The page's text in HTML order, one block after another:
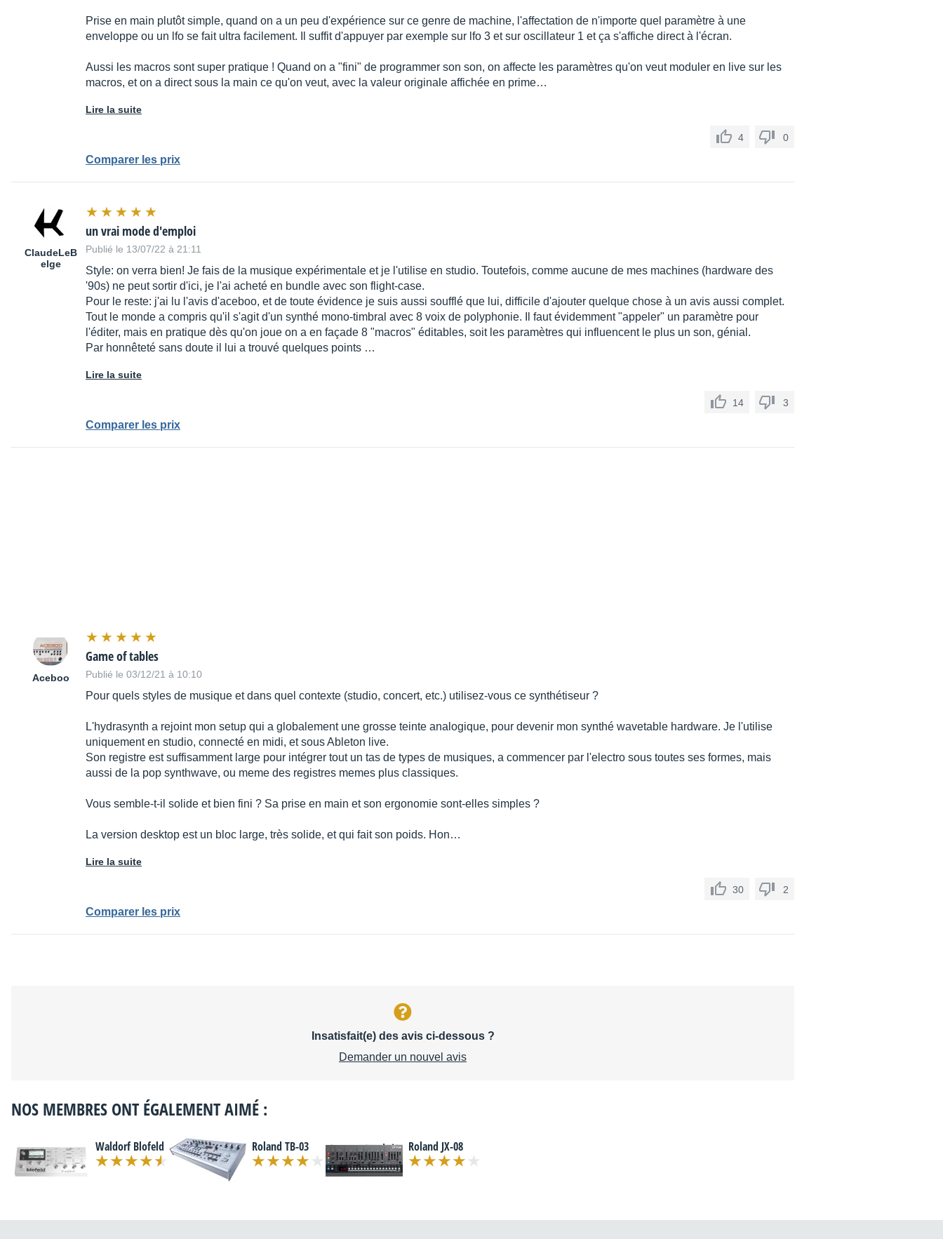
Prise en main plutôt simple, quand on a un peu d'expérience sur ce genre de machine, l'affectation de n'importe quel paramètre à une
enveloppe ou un lfo se fait ultra facilement. Il suffit d'appuyer par exemple sur lfo 3 et sur oscillateur 1 et ça s'affiche direct à l'écran.
Aussi les macros sont super pratique ! Quand on a "fini" de programmer son son, on affecte les paramètres qu'on veut moduler en live sur les
macros, et on a direct sous la main ce qu'on veut, avec la valeur originale affichée en prime…
Lire la suite
4 0
Comparer les prix
ClaudeLeB
elge
un vrai mode d'emploi
Publié le 13/07/22 à 21:11
Style: on verra bien! Je fais de la musique expérimentale et je l'utilise en studio. Toutefois, comme aucune de mes machines (hardware des
'90s) ne peut sortir d'ici, je l'ai acheté en bundle avec son flight-case.
Pour le reste: j'ai lu l'avis d'aceboo, et de toute évidence je suis aussi soufflé que lui, difficile d'ajouter quelque chose à un avis aussi complet.
Tout le monde a compris qu'il s'agit d'un synthé mono-timbral avec 8 voix de polyphonie. Il faut évidemment "appeler" un paramètre pour
l'éditer, mais en pratique dès qu'on joue on a en façade 8 "macros" éditables, soit les paramètres qui influencent le plus un son, génial.
Par honnêteté sans doute il lui a trouvé quelques points …
Lire la suite
14 3
Comparer les prix
Aceboo
Game of tables
Publié le 03/12/21 à 10:10
Pour quels styles de musique et dans quel contexte (studio, concert, etc.) utilisez-vous ce synthétiseur ?
L'hydrasynth a rejoint mon setup qui a globalement une grosse teinte analogique, pour devenir mon synthé wavetable hardware. Je l'utilise
uniquement en studio, connecté en midi, et sous Ableton live.
Son registre est suffisamment large pour intégrer tout un tas de types de musiques, a commencer par l'electro sous toutes ses formes, mais
aussi de la pop synthwave, ou meme des registres memes plus classiques.
Vous semble-t-il solide et bien fini ? Sa prise en main et son ergonomie sont-elles simples ?
La version desktop est un bloc large, très solide, et qui fait son poids. Hon…
Lire la suite
30 2
Comparer les prix
Insatisfait(e) des avis ci-dessous ?
Demander un nouvel avis
NOS MEMBRES ONT ÉGALEMENT AIMÉ :
Waldorf Blofeld Roland TB-03 Roland JX-08